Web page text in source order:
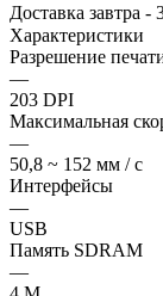
Доставка завтра -
Характеристики
Разрешение
—
203 DPI
Максимальная
—
50,8 ~ 152 мм / с
Интерфейсы
—
USB
Память SDRAM
—